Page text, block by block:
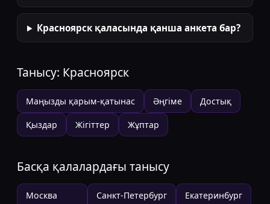
Красноярск қаласында қанша анкета бар?
Танысу: Красноярск
Маңызды қарым-қатынас Әңгіме Достық
Қыздар Жігіттер Жұптар
Басқа қалалардағы танысу
Москва Санкт-Петербург Екатеринбург